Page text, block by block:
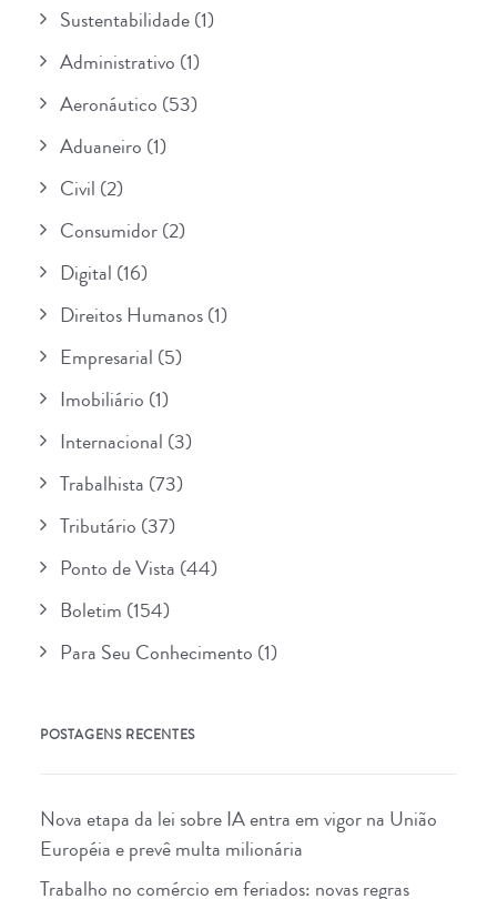
Sustentabilidade(1)
Administrativo (1)
Aeronáutico (53)
Aduaneiro (1)
Civil (2)
Consumidor(2)
Digital (16)
Direitos Humanos(1)
Empresarial (5)
Imobiliário (1)
Internacional (3)
Trabalhista (73)
Tributário (37)
Ponto de Vista (44)
Boletim (154)
Para Seu Conhecimento (1)
POSTAGENS RECENTES
Nova etapa da lei sobre IA entra em vigor na União
Européia e prevê multa milionária
Trabalho no comércio em feriados: novas regras